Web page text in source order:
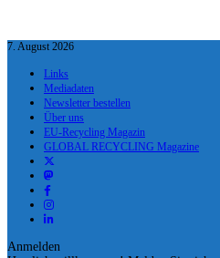
7. August 2026
Links
Mediadaten
Newsletter bestellen
Über uns
EU-Recycling Magazin
GLOBAL RECYCLING Magazine
Anmelden